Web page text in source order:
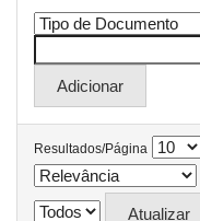
Resultados/Página